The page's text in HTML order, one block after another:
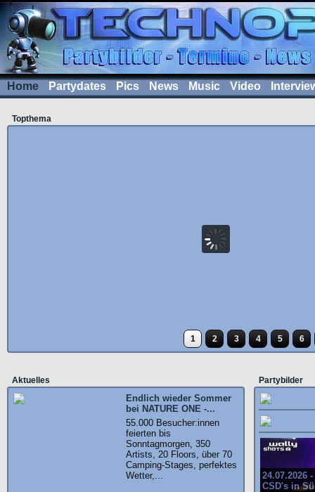
Home Partydates Pics News Music Video
Topthema
1 2 3 4 5 6
Partybilder
24.07.2026
CSD's in
Aktuelles
Endlich wieder Sommer
bei NATURE ONE -...
55.000 Besucher:innen
feierten bis
Sonntagmorgen, 350
Artists, 20 Floors, über 70
Camping-Stages, perfektes
Wetter,...